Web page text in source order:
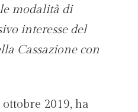
modalità di
interesse del
Cassazione con
2019, ha